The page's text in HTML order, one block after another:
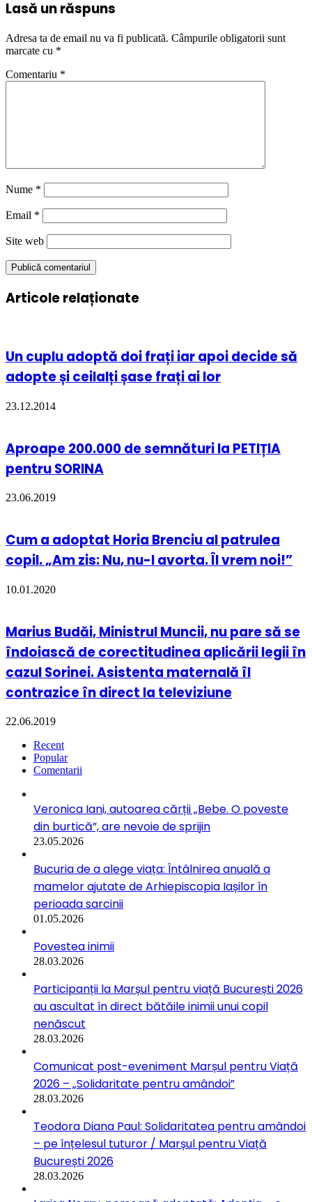
Lasă un răspuns
Adresa ta de email nu va fi publicată. Câmpurile obligatorii sunt
marcate cu *
Comentariu *
Nume *
Email *
Site web
Articole relaționate
Un cuplu adoptă doi frați iar apoi decide să
adopte și ceilalți șase frați ai lor
23.12.2014
Aproape 200.000 de semnături la PETIȚIA
pentru SORINA
23.06.2019
Cum a adoptat Horia Brenciu al patrulea
copil. „Am zis: Nu, nu-l avorta. Îl vrem noi!”
10.01.2020
Marius Budăi, Ministrul Muncii, nu pare să se
îndoiască de corectitudinea aplicării legii în
cazul Sorinei. Asistenta maternală îl
contrazice în direct la televiziune
22.06.2019
Recent
Popular
Comentarii
Veronica Iani, autoarea cărții „Bebe. O poveste
din burtică”, are nevoie de sprijin
23.05.2026
Bucuria de a alege viața: Întâlnirea anuală a
mamelor ajutate de Arhiepiscopia Iașilor în
perioada sarcinii
01.05.2026
Povestea inimii
28.03.2026
Participanții la Marșul pentru viață București 2026
au ascultat în direct bătăile inimii unui copil
nenăscut
28.03.2026
Comunicat post-eveniment Marșul pentru Viață
2026 – „Solidaritate pentru amândoi”
28.03.2026
Teodora Diana Paul: Solidaritatea pentru amândoi
– pe înțelesul tuturor / Marșul pentru Viață
București 2026
28.03.2026